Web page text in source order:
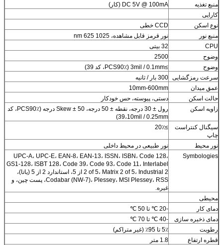
منبع تغذیه
DC 5V @ 100mA (کار)
کارایی
نوع اسکن
CCD خطی
منبع نور
نور قرمز قابل مشاهده، 1025 nm 625
CPU
32 بیتی
وضوح
2500
وضوح
≥3mil / 0.1mm (PCS90٪، کد 39)
سرعت رمزگشایی 300 بار / ثانیه
عمق میدان
10mm-600mm
حالت اسکن
دستی، پیوسته، حس خودکار
زاویه اسکن
رول ± 30 درجه، نقطه ± 50 درجه، Skew ± 50 درجه (PCS90٪، کد
39،10mil / 0.25mm)
سیگنال کنتراست
چاپ
≥20٪
نور محیط
نور طبیعی در محیط داخلی
Symbologies
UPC-A، UPC-E، EAN-8، EAN-13، ISSN، ISBN، Code 128،
GS1-128، ISBT 128، Code 39، Code 93، Code 11، Interlabel
2 of 5، Matrix 2 of 5، Industrial 2 از 5، استاندارد 2 از 5 (یاتا)،
Codabar (NW-7)، Plessey، MSI Plessey، RSS، پست چین، و
غیره.
محیطی
دمای کار
-20 ℃ تا 50 ℃
دمای ذخیره سازی
-40 ℃ تا 70 ℃
رطوبت
5٪ تا 95٪ (غیر متراکم)
قطره ارتفاع
1.8 متر